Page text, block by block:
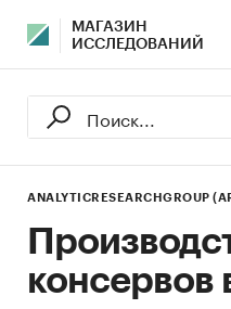
МАГАЗИН
ИССЛЕДОВАНИЙ
ANALYTICRESEARCHGROUP
консервов